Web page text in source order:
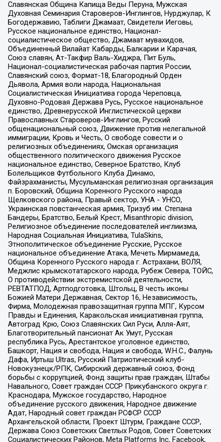
Славянская Община Капища Веды Перуна, Мужская
Духовная Семинария Староверов-Инглингов, Нурджулар, К
Богодержавию, Таблиги Джамаат, Свидетели Иеговы,
Русское национальное единство, Национал-
социалистическое общество, Джамаат мувахидов,
Объединенный Вилайат Кабарды, Балкарии и Карачая,
Союз славян, Ат-Такфир Валь-Хиджра, Пит Буль,
Национал-социалистическая рабочая партия России,
Славянский союз, Формат-18, Благородный Орден
Дьявола, Армия воли народа, Национальная
Социалистическая Инициатива города Череповца,
Духовно-Родовая Держава Русь, Русское национальное
единство, Древнерусской Инглистической церкви
Православных Староверов-Инглингов, Русский
общенациональный союз, Движение против нелегальной
иммиграции, Кровь и Честь, О свободе совести и о
религиозных объединениях, Омская организация
общественного политического движения Русское
национальное единство, Северное Братство, Клуб
Болельщиков Футбольного Клуба Динамо,
Файзрахманисты, Мусульманская религиозная организация
п. Боровский, Община Коренного Русского народа
Щелковского района, Правый сектор, УНА - УНСО,
Украинская повстанческая армия, Тризуб им. Степана
Бандеры, Братство, Белый Крест, Misanthropic division,
Религиозное объединение последователей инглиизма,
Народная Социальная Инициатива, TulaSkins,
Этнополитическое объединение Русские, Русское
национальное объединение Атака, Мечеть Мирмамеда,
Община Коренного Русского народа г. Астрахани, ВОЛЯ,
Меджлис крымскотатарского народа, Рубеж Севера, ТОЙС,
О противодействии экстремистской деятельности,
РЕВТАТПОД, Артподготовка, Штольц, В честь иконы
Божией Матери Державная, Сектор 16, Независимость,
Фирма, Молодежная правозащитная группа МПГ, Курсом
Правды и Единения, Каракольская инициативная группа,
Автоград Крю, Союз Славянских Сил Руси, Алля-Аят,
Благотворительный пансионат Ак Умут, Русская
республика Русь, Арестантское уголовное единство,
Башкорт, Нация и свобода, Нация и свобода, W.H.С., Фалунь
Дафа, Иртыш Ultras, Русский Патриотический клуб-
Новокузнецк/РПК, Сибирский державный союз, Фонд
борьбы с коррупцией, Фонд защиты прав граждан, Штабы
Навального, Совет граждан СССР Прикубанского округа г.
Краснодара, Мужское государство, Народное
объединение русского движения, Народное движение
Адат, Народный совет граждан РСФСР СССР
Архангельской области, Проект Штурм, Граждане СССР,
Держава Союз Советских Светлых Родов, Совет Советских
Социалистических Районов, Meta Platforms Inc, Facebook,